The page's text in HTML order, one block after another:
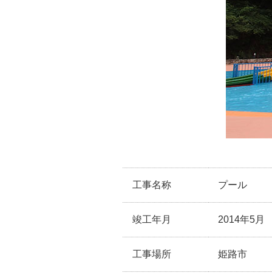
工事名称 プール
竣工年月 2014年5月
工事場所 姫路市